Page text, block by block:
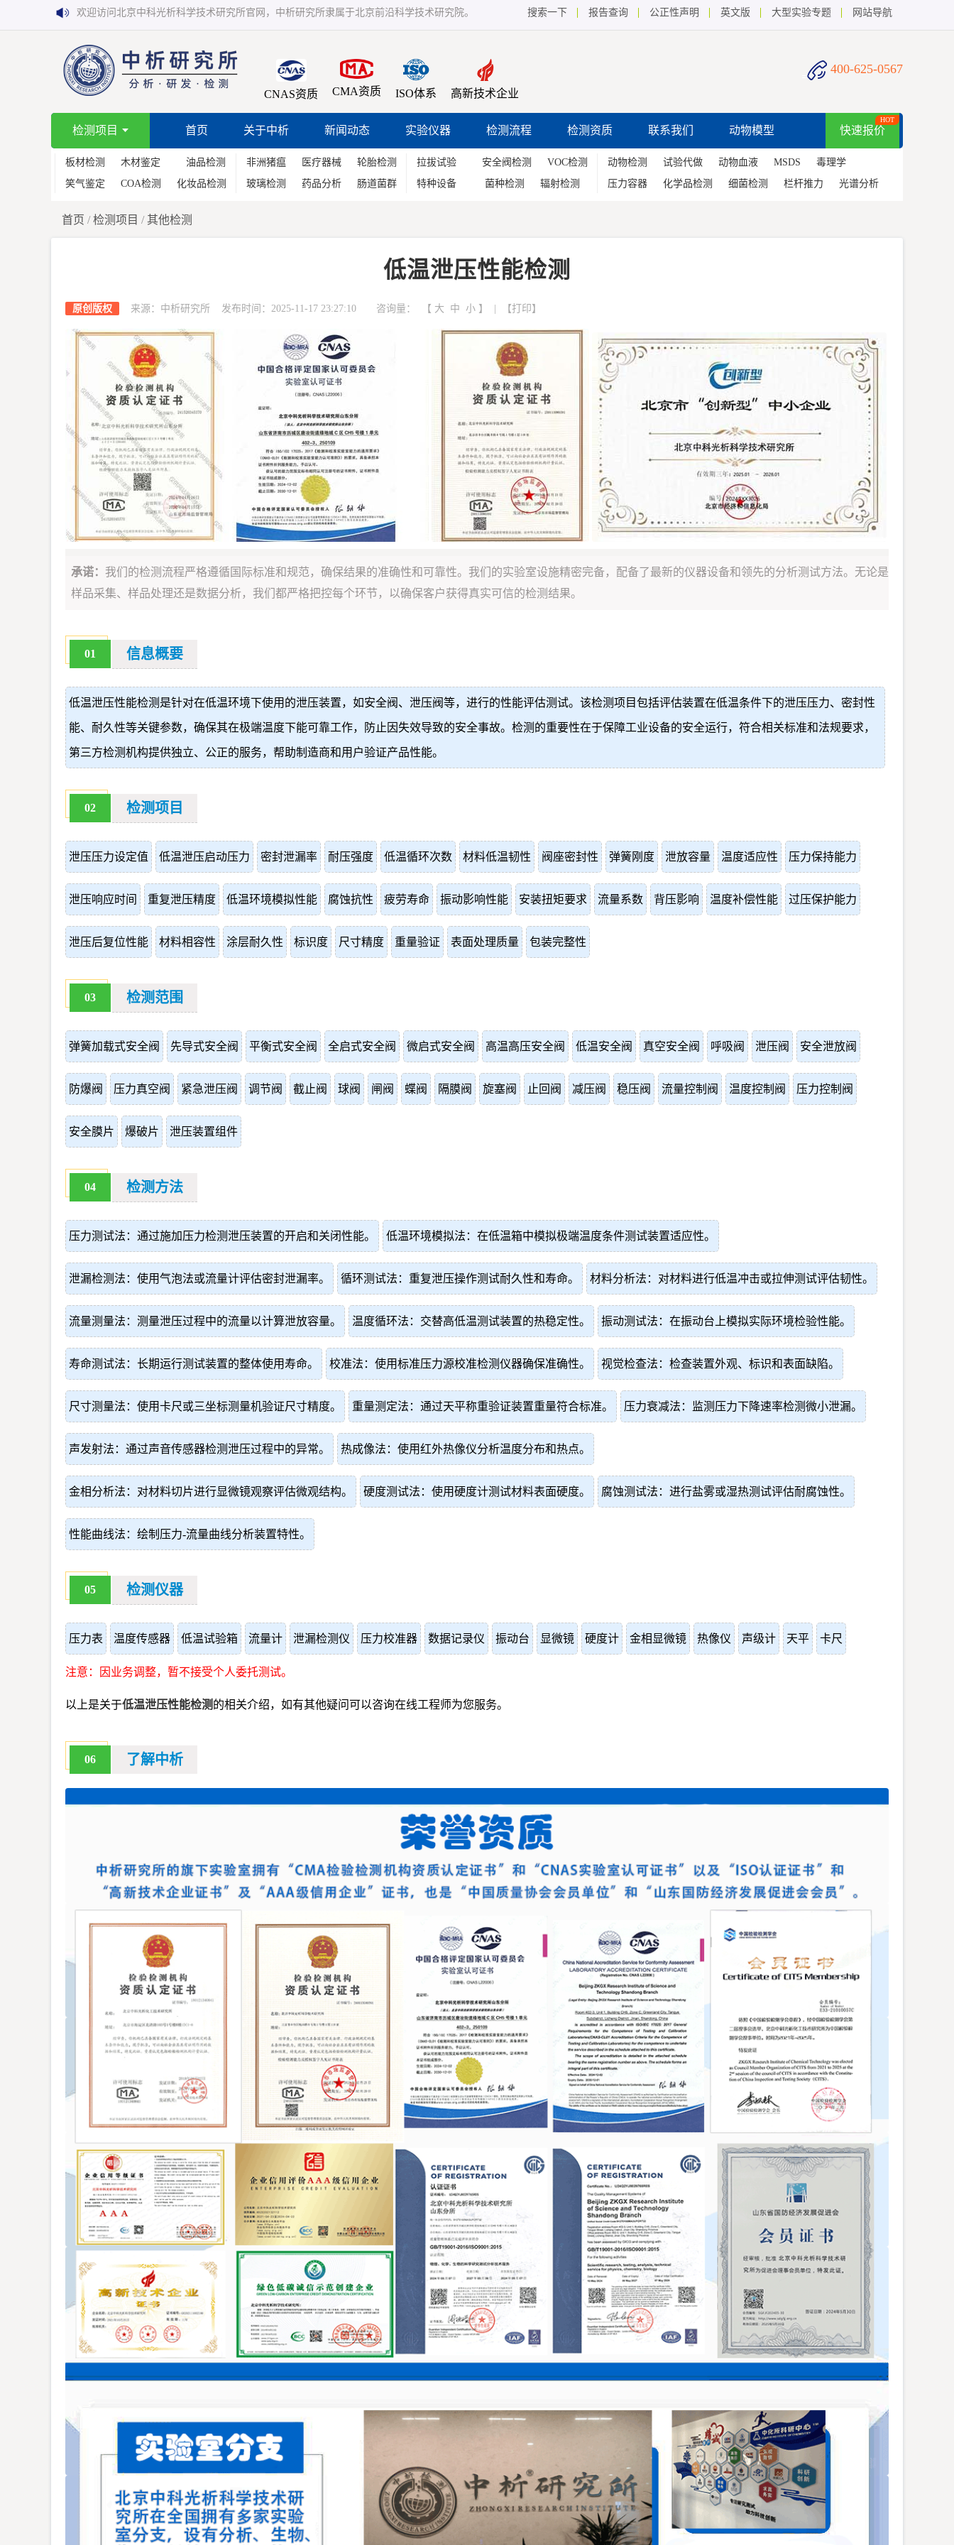
欢迎访问北京中科光析科学技术研究所官网，中析研究所隶属于北京前沿科学技术研究院。 搜索一下 报告查询 公正性声明 英文版 大型实验专题 网站导航
CNAS资质 CMA资质 ISO体系 高新技术企业
400-625-0567
检测项目 首页 关于中析 新闻动态 实验仪器 检测流程 检测资质 联系我们 动物模型 快速报价
HOT
板材检测 木材鉴定
油品检测
笑气鉴定
COA检测 化妆品检测
非洲猪瘟 医疗器械
轮胎检测
玻璃检测
药品分析 肠道菌群
拉拔试验 安全阀检测
VOC检测
特种设备
菌种检测 辐射检测
动物检测 试验代做 动物血液 MSDS
毒理学
压力容器
化学品检测 细菌检测 栏杆推力 光谱分析
首页 /检测项目 / 其他检测
低温泄压性能检测
原创版权 来源：中析研究所 发布时间：2025-11-17 23:27:10 咨询量： 【 大 中 小 】 | 【打印 】
承诺： 我们的检测流程严格遵循国际标准和规范，确保结果的准确性和可靠性。我们的实验室设施精密完备，配备了最新的仪器设备和领先的分析测试方法。无论是
样品采集、样品处理还是数据分析，我们都严格把控每个环节，以确保客户获得真实可信的检测结果。
01 信息概要
低温泄压性能检测是针对在低温环境下使用的泄压装置，如安全阀、泄压阀等，进行的性能评估测试。该检测项目包括评估装置在低温条件下的泄压压力、密封性
能、耐久性等关键参数，确保其在极端温度下能可靠工作，防止因失效导致的安全事故。检测的重要性在于保障工业设备的安全运行，符合相关标准和法规要求，
第三方检测机构提供独立、公正的服务，帮助制造商和用户验证产品性能。
02 检测项目
泄压压力设定值 低温泄压启动压力 密封泄漏率 耐压强度 低温循环次数 材料低温韧性 阀座密封性 弹簧刚度 泄放容量 温度适应性 压力保持能力
泄压响应时间 重复泄压精度 低温环境模拟性能 腐蚀抗性 疲劳寿命 振动影响性能 安装扭矩要求 流量系数 背压影响 温度补偿性能 过压保护能力
泄压后复位性能 材料相容性 涂层耐久性 标识度 尺寸精度 重量验证 表面处理质量 包装完整性
03 检测范围
弹簧加载式安全阀 先导式安全阀 平衡式安全阀 全启式安全阀 微启式安全阀 高温高压安全阀 低温安全阀 真空安全阀 呼吸阀 泄压阀 安全泄放阀
防爆阀 压力真空阀 紧急泄压阀 调节阀 截止阀 球阀 闸阀 蝶阀 隔膜阀 旋塞阀 止回阀 减压阀 稳压阀 流量控制阀 温度控制阀 压力控制阀
安全膜片 爆破片 泄压装置组件
04 检测方法
压力测试法：通过施加压力检测泄压装置的开启和关闭性能。 低温环境模拟法：在低温箱中模拟极端温度条件测试装置适应性。
泄漏检测法：使用气泡法或流量计评估密封泄漏率。 循环测试法：重复泄压操作测试耐久性和寿命。 材料分析法：对材料进行低温冲击或拉伸测试评估韧性。
流量测量法：测量泄压过程中的流量以计算泄放容量。 温度循环法：交替高低温测试装置的热稳定性。 振动测试法：在振动台上模拟实际环境检验性能。
寿命测试法：长期运行测试装置的整体使用寿命。 校准法：使用标准压力源校准检测仪器确保准确性。 视觉检查法：检查装置外观、标识和表面缺陷。
尺寸测量法：使用卡尺或三坐标测量机验证尺寸精度。 重量测定法：通过天平称重验证装置重量符合标准。 压力衰减法：监测压力下降速率检测微小泄漏。
声发射法：通过声音传感器检测泄压过程中的异常。 热成像法：使用红外热像仪分析温度分布和热点。
金相分析法：对材料切片进行显微镜观察评估微观结构。 硬度测试法：使用硬度计测试材料表面硬度。 腐蚀测试法：进行盐雾或湿热测试评估耐腐蚀性。
性能曲线法：绘制压力-流量曲线分析装置特性。
05 检测仪器
压力表 温度传感器 低温试验箱 流量计 泄漏检测仪 压力校准器 数据记录仪 振动台 显微镜 硬度计 金相显微镜 热像仪 声级计 天平 卡尺
注意：因业务调整，暂不接受个人委托测试。
以上是关于低温泄压性能检测的相关介绍，如有其他疑问可以咨询在线工程师为您服务。
06 了解中析